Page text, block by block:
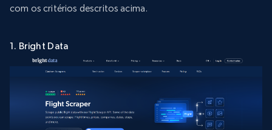
com os critérios descritos acima.
1. Bright Data